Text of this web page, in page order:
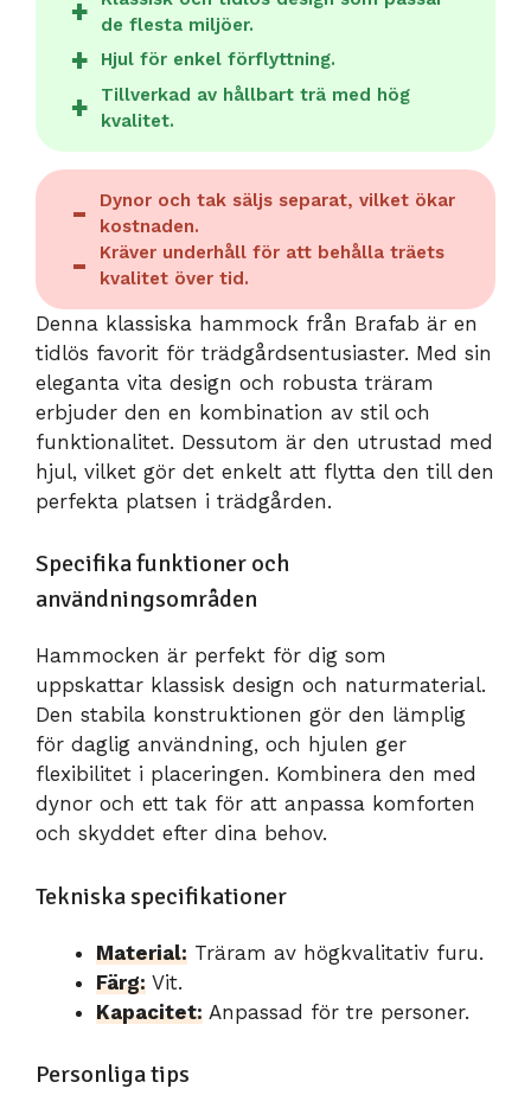
de flesta miljöer.
Hjul för enkel förflyttning.
Tillverkad av hållbart trä med hög
kvalitet.
Dynor och tak säljs separat, vilket ökar
kostnaden.
Kräver underhåll för att behålla träets
kvalitet över tid.
Denna klassiska hammock från Brafab är en
tidlös favorit för trädgårdsentusiaster. Med sin
eleganta vita design och robusta träram
erbjuder den en kombination av stil och
funktionalitet. Dessutom är den utrustad med
hjul, vilket gör det enkelt att flytta den till den
perfekta platsen i trädgården.
Specifika funktioner och
användningsområden
Hammocken är perfekt för dig som
uppskattar klassisk design och naturmaterial.
Den stabila konstruktionen gör den lämplig
för daglig användning, och hjulen ger
flexibilitet i placeringen. Kombinera den med
dynor och ett tak för att anpassa komforten
och skyddet efter dina behov.
Tekniska specifikationer
Material: Träram av högkvalitativ furu.
Färg: Vit.
Kapacitet: Anpassad för tre personer.
Personliga tips